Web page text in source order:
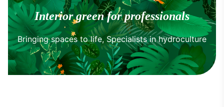
interior green for professionals
Bringing spaces to life, Specialists in hydroculture